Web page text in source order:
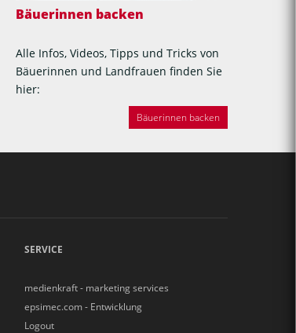
Bäuerinnen backen
Alle Infos, Videos, Tipps und Tricks von
Bäuerinnen und Landfrauen finden Sie
hier:
Bäuerinnen backen
SERVICE
medienkraft - marketing services
epsimec.com - Entwicklung
Logout